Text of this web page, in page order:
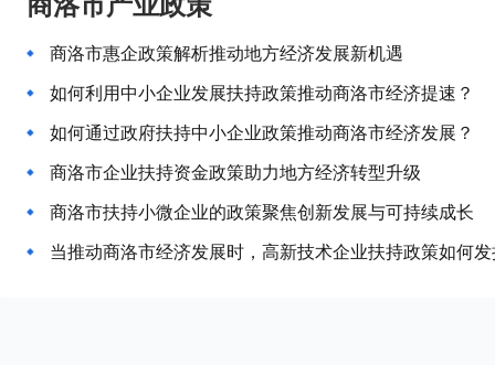
商洛市惠企政策解析推动地方经济发展新机遇
如何利用中小企业发展扶持政策推动商洛市经济提速？
如何通过政府扶持中小企业政策推动商洛市经济发展？
商洛市企业扶持资金政策助力地方经济转型升级
商洛市扶持小微企业的政策聚焦创新发展与可持续成长
当推动商洛市经济发展时，高新技术企业扶持政策如何